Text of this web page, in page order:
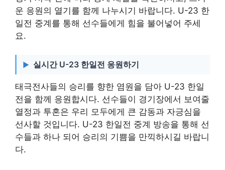
운 응원의 열기를 함께 나누시기 바랍니다. U-23 한
일전 중계를 통해 선수들에게 힘을 불어넣어 주세
요.
실시간 U-23 한일전 응원하기
태극전사들의 승리를 향한 염원을 담아 U-23 한일
전을 함께 응원합시다. 선수들이 경기장에서 보여줄
열정과 투혼은 우리 모두에게 큰 감동과 자긍심을
선사할 것입니다. U-23 한일전 중계 방송을 통해 선
수들과 하나 되어 승리의 기쁨을 만끽하시길 바랍니
다.